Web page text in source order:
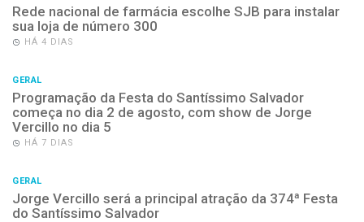
Rede nacional de farmácia escolhe SJB para instalar
sua loja de número 300
HÁ 4 DIAS
GERAL
Programação da Festa do Santíssimo Salvador
começa no dia 2 de agosto, com show de Jorge
Vercillo no dia 5
HÁ 7 DIAS
GERAL
Jorge Vercillo será a principal atração da 374ª Festa
do Santíssimo Salvador